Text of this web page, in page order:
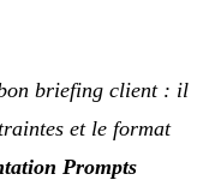
briefing client : il
et le format
Prompts